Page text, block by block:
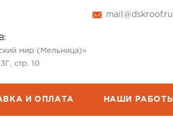
mail@dskroof.ru
мир (Мельница)»
стр. 10
И ОПЛАТА НАШИ РАБОТЫ